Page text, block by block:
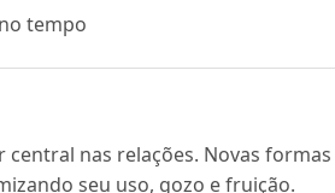
tempo
nas relações. Novas formas
seu uso, gozo e fruição.